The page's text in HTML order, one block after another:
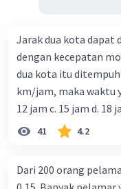
Jarak dua kota dapat
dengan kecepatan
dua kota itu
km/jam, maka waktu yang
12 jam c. 15 jam
41 4.2
Dari 200 orang